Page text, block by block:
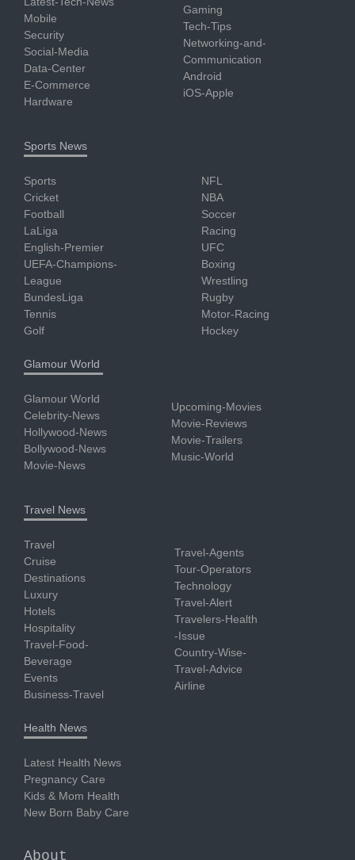
Mobile
Security
Social-Media
Data-Center
E-Commerce
Hardware
Gaming
Tech-Tips
Networking-and-
Communication
Android
iOS-Apple
Sports News
Sports
Cricket
Football
LaLiga
English-Premier
UEFA-Champions-
League
BundesLiga
Tennis
Golf
NFL
NBA
Soccer
Racing
UFC
Boxing
Wrestling
Rugby
Motor-Racing
Hockey
Glamour World
Glamour World
Celebrity-News
Hollywood-News
Bollywood-News
Movie-News
Upcoming-Movies
Movie-Reviews
Movie-Trailers
Music-World
Travel News
Travel
Cruise
Destinations
Luxury
Hotels
Hospitality
Travel-Food-
Beverage
Events
Business-Travel
Travel-Agents
Tour-Operators
Technology
Travel-Alert
Travelers-Health
-Issue
Country-Wise-
Travel-Advice
Airline
Health News
Latest Health News
Pregnancy Care
Kids & Mom Health
New Born Baby Care
About